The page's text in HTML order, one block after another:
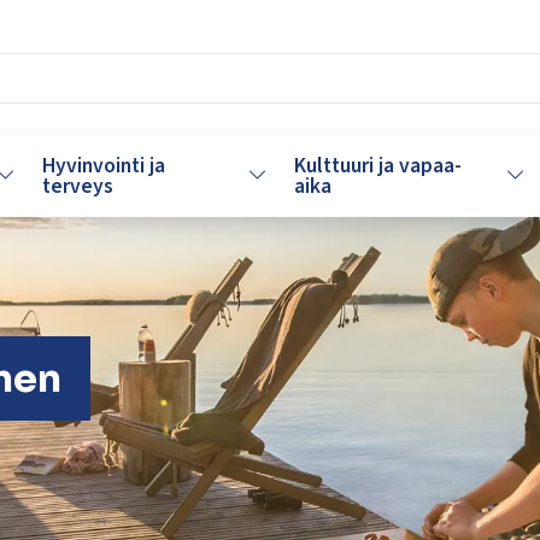
alasvetovalikkoa
Hyvinvointi ja
terveys Vaihda alasvetovalikkoa
Kulttuuri ja vapaa-
aika